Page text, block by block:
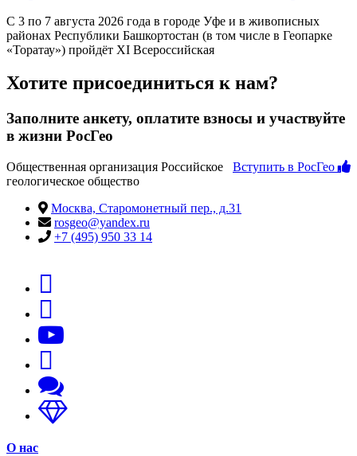
С 3 по 7 августа 2026 года в городе Уфе и в живописных
районах Республики Башкортостан (в том числе в Геопарке
«Торатау») пройдёт XI Всероссийская
Хотите присоединиться к нам?
Заполните анкету, оплатите взносы и участвуйте
в жизни РосГео
Вступить в РосГео
Общественная организация Российское
геологическое общество
Москва, Старомонетный пер., д.31
rosgeo@yandex.ru
+7 (495) 950 33 14
О нас